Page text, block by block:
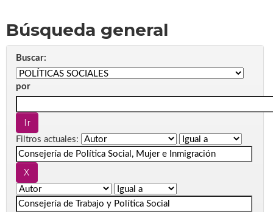
Búsqueda general
Buscar:
por
Filtros actuales: